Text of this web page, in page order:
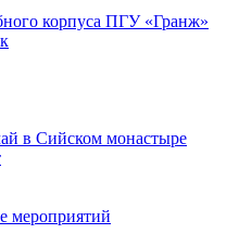
корпуса ПГУ «Гранж»
в Сийском монастыре
мероприятий